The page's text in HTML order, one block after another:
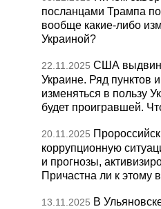
посланцами Трампа
вообще какие-либо
Украиной?
22.11.2025 США
Украине. Ряд пунктов
изменяться в пользу
будет проигравшей.
20.11.2025
коррупционную
и прогнозы,
Причастна ли к этому
13.11.2025 В